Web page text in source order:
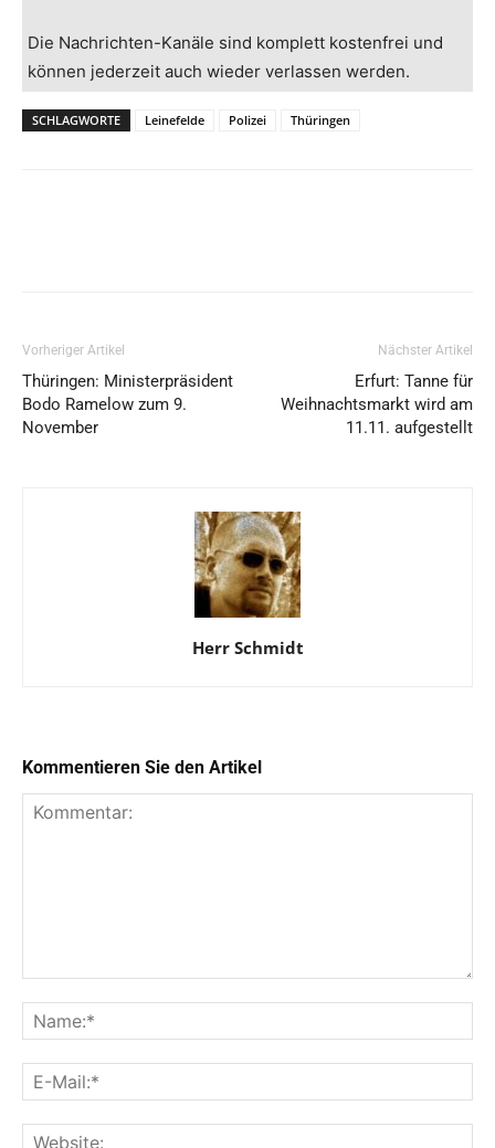
Die Nachrichten-Kanäle sind komplett kostenfrei und
können jederzeit auch wieder verlassen werden.
SCHLAGWORTE Leinefelde Polizei Thüringen
Vorheriger Artikel
Thüringen: Ministerpräsident
Bodo Ramelow zum 9.
November
Nächster Artikel
Erfurt: Tanne für
Weihnachtsmarkt wird am
11.11. aufgestellt
Herr Schmidt
Kommentieren Sie den Artikel